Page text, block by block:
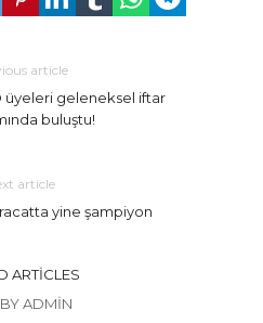
article
üyeleri geleneksel iftar
buluştu!
article
yine şampiyon
ARTICLES
ADMIN